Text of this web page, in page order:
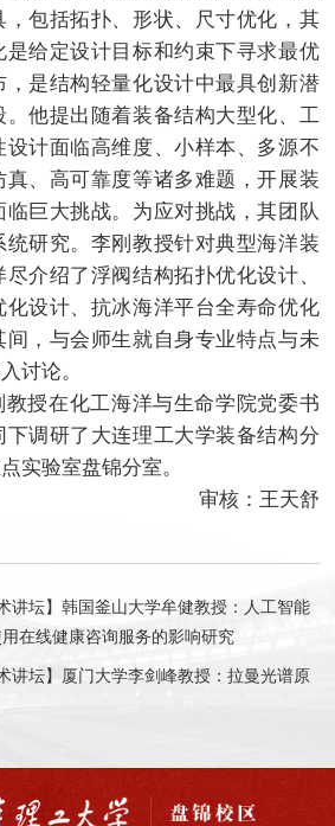
包括拓扑、形状、尺寸优化，其
给定设计目标和约束下寻求最优
是结构轻量化设计中最具创新潜
他提出随着装备结构大型化、工
计面临高维度、小样本、多源不
、高可靠度等诸多难题，开展装
巨大挑战。为应对挑战，其团队
研究。李刚教授针对典型海洋装
介绍了浮阀结构拓扑优化设计、
设计、抗冰海洋平台全寿命优化
，与会师生就自身专业特点与未
讨论。
授在化工海洋与生命学院党委书
调研了大连理工大学装备结构分
实验室盘锦分室。
审核：王天舒
讲坛】韩国釜山大学牟健教授：人工智能
在线健康咨询服务的影响研究
讲坛】厦门大学李剑峰教授：拉曼光谱原